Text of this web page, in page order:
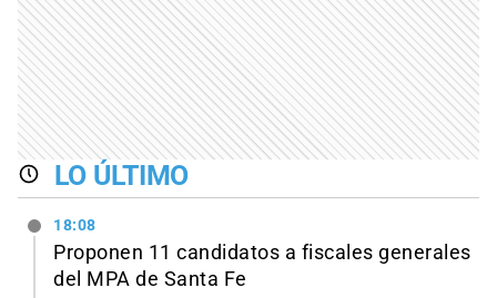
LO ÚLTIMO
18:08
Proponen 11 candidatos a fiscales generales
del MPA de Santa Fe